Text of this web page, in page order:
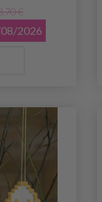
€
2026